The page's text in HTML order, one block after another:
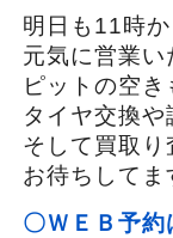
明日も11時か
元気に営業い
ピットの空き
タイヤ交換や
そして買取り
お待ちしてま
〇ＷＥＢ予約